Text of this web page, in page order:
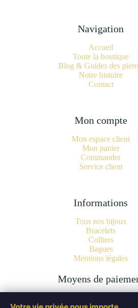
Navigation
Accueil
Toute la boutique
Blog & Guides des
Notre histoire
Contact
Mon compte
Mon espace client
Mon panier
Commander
Service client
Informations
Tous nos bijoux
Bracelets
Colliers
Bagues
Mentions légales
Moyens de